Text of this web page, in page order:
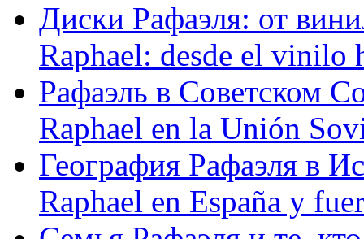
Диски Рафаэля: от
Raphael: desde el vinilo
Рафаэль в Советском
Raphael en la Unión
География Рафаэля в
Raphael en España y